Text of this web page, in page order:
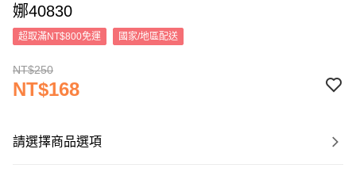
娜40830
超取滿NT$800免運 國家/地區配送
NT$250
NT$168
請選擇商品選項